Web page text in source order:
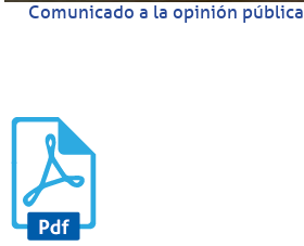
Comunicado a la opinión pública